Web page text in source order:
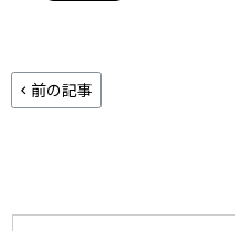
前の記事